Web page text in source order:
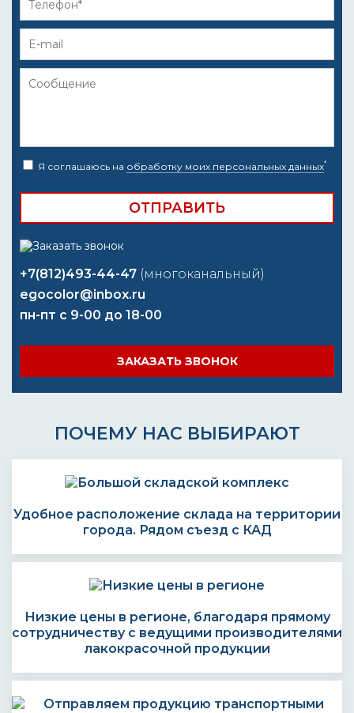
Я соглашаюсь на обработку моих персональных данных*
+7(812)493-44-47 (многоканальный)
egocolor@inbox.ru
пн-пт с 9-00 до 18-00
ЗАКАЗАТЬ ЗВОНОК
ПОЧЕМУ НАС ВЫБИРАЮТ
Удобное расположение склада на территории
города. Рядом съезд с КАД
Низкие цены в регионе, благодаря прямому
сотрудничеству с ведущими производителями
лакокрасочной продукции